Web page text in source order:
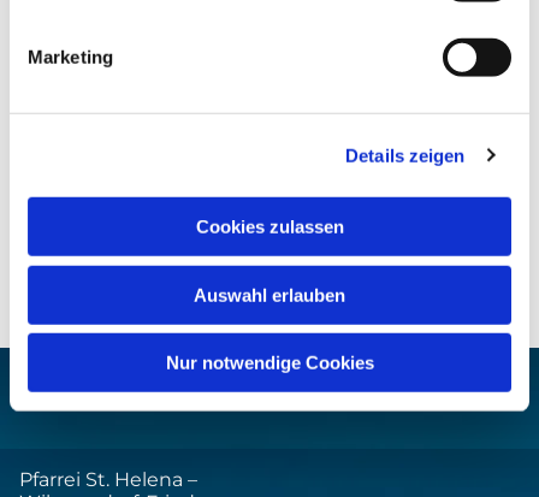
Marketing
Details zeigen
Cookies zulassen
Auswahl erlauben
Nur notwendige Cookies
Pfarrei St. Helena –